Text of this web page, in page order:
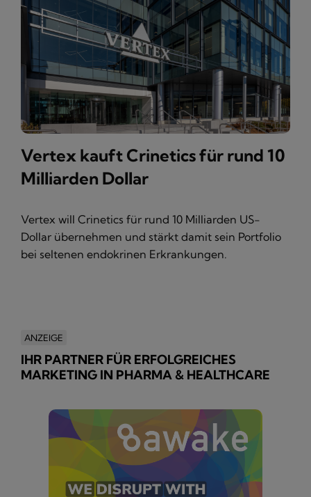
Vertex kauft Crinetics für rund 10
Milliarden Dollar
Vertex will Crinetics für rund 10 Milliarden US-
Dollar übernehmen und stärkt damit sein Portfolio
bei seltenen endokrinen Erkrankungen.
ANZEIGE
IHR PARTNER FÜR ERFOLGREICHES
MARKETING IN PHARMA & HEALTHCARE